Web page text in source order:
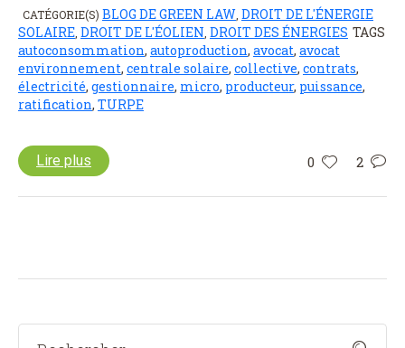
CATÉGORIE(S) BLOG DE GREEN LAW DROIT DE L'ÉNERGIE
SOLAIRE DROIT DE L'ÉOLIEN DROIT DES ÉNERGIES TAGS
autoconsommation, autoproduction, avocat, avocat
environnement, centrale solaire, collective, contrats,
électricité, gestionnaire, micro, producteur, puissance,
ratification, TURPE
0 2
Lire plus